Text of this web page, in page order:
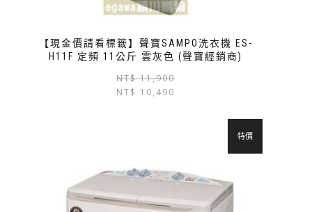
【現金價請看標籤】聲寶SAMPO洗衣機 ES-
H11F 定頻 11公斤 雲灰色 (聲寶經銷商)
NT$11,900
NT$ 10,490
特價